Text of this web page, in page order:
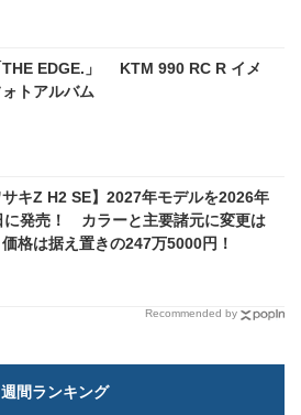
EDGE.」 KTM 990 RC R イメ
トアルバム
サキZ H2 SE】2027年モデルを2026年
に発売！ カラーと主要諸元に変更は
格は据え置きの247万5000円！
Recommended by
週間ランキング